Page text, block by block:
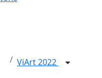
ViArt 2022